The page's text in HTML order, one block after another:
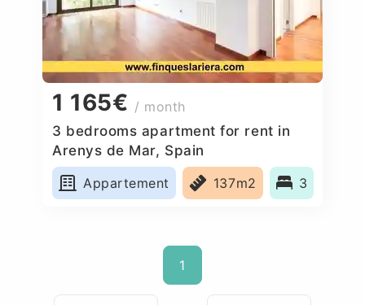
1 165€ / month
3 bedrooms apartment for rent in
Arenys de Mar, Spain
Appartement
137m2 3
1